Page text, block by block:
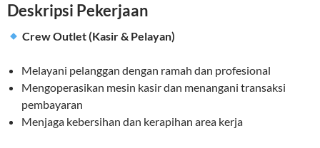
Deskripsi Pekerjaan
Crew Outlet (Kasir & Pelayan)
Melayani pelanggan dengan ramah dan profesional
Mengoperasikan mesin kasir dan menangani transaksi
pembayaran
Menjaga kebersihan dan kerapihan area kerja